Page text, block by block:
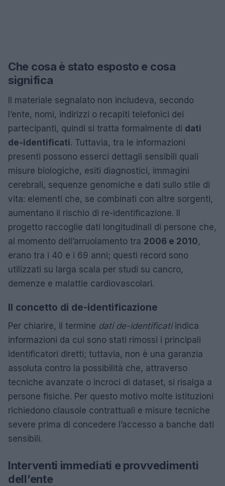
Che cosa è stato esposto e cosa
significa
Il materiale segnalato non includeva, secondo
l’ente, nomi, indirizzi o recapiti telefonici dei
partecipanti, quindi si tratta formalmente di dati
de-identificati. Tuttavia, tra le informazioni
presenti possono esserci dettagli sensibili quali
misure biologiche, esiti diagnostici, immagini
cerebrali, sequenze genomiche e dati sullo stile di
vita: elementi che, se combinati con altre sorgenti,
aumentano il rischio di re-identificazione. Il
progetto raccoglie dati longitudinali di persone che,
al momento dell’arruolamento tra 2006 e 2010,
erano tra i 40 e i 69 anni; questi record sono
utilizzati su larga scala per studi su cancro,
demenze e malattie cardiovascolari.
Il concetto di de-identificazione
Per chiarire, il termine dati de-identificatiindica
informazioni da cui sono stati rimossi i principali
identificatori diretti; tuttavia, non è una garanzia
assoluta contro la possibilità che, attraverso
tecniche avanzate o incroci di dataset, si risalga a
persone fisiche. Per questo motivo molte istituzioni
richiedono clausole contrattuali e misure tecniche
severe prima di concedere l’accesso a banche dati
sensibili.
Interventi immediati e provvedimenti
dell’ente